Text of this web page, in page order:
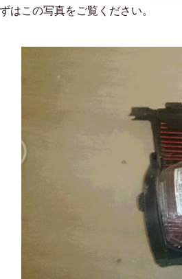
はこの写真をご覧ください。